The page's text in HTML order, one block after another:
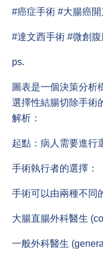
#癌症手術 #大腸癌
#達文西手術 #微創
ps.
圖表是一個決策分析
選擇性結腸切除手術
解析：
起點：病人需要進行
手術執行者的選擇：
手術可以由兩種不同
大腸直腸外科醫生
一般外科醫生